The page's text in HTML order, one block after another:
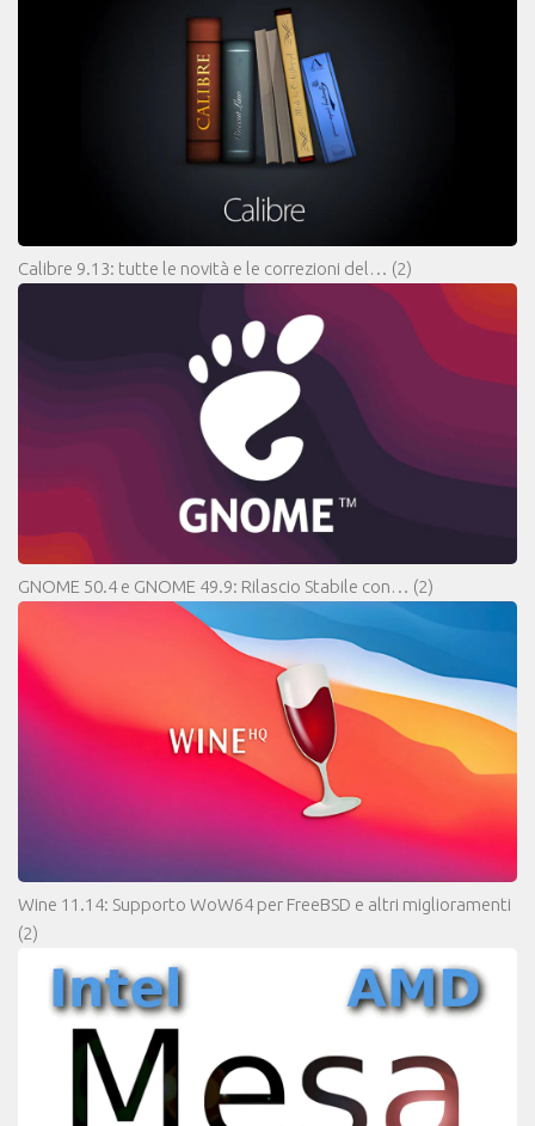
Calibre 9.13: tutte le novità e le correzioni del… (2)
GNOME 50.4 e GNOME 49.9: Rilascio Stabile con… (2)
Wine 11.14: Supporto WoW64 per FreeBSD e altri miglioramenti
(2)